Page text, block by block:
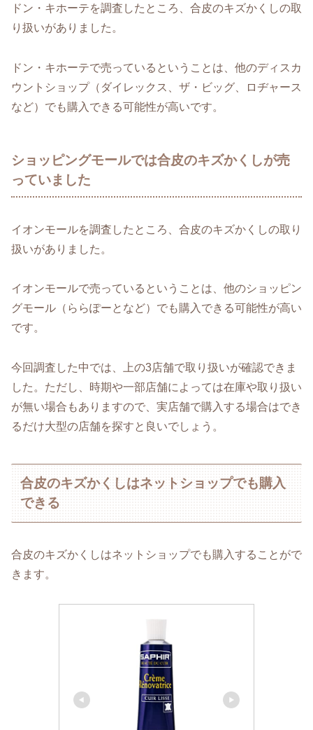
ドン・キホーテを調査したところ、合皮のキズかくしの取
り扱いがありました。
ドン・キホーテで売っているということは、他のディスカ
ウントショップ（ダイレックス、ザ・ビッグ、ロヂャース
など）でも購入できる可能性が高いです。
ショッピングモールでは合皮のキズかくしが売
っていました
イオンモールを調査したところ、合皮のキズかくしの取り
扱いがありました。
イオンモールで売っているということは、他のショッピン
グモール（ららぽーとなど）でも購入できる可能性が高い
です。
今回調査した中では、上の3店舗で取り扱いが確認できま
した。ただし、時期や一部店舗によっては在庫や取り扱い
が無い場合もありますので、実店舗で購入する場合はでき
るだけ大型の店舗を探すと良いでしょう。
合皮のキズかくしはネットショップでも購入
できる
合皮のキズかくしはネットショップでも購入することがで
きます。